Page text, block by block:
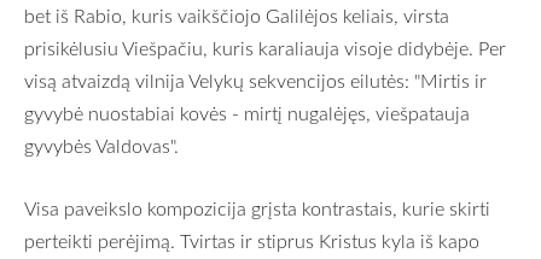
bet iš Rabio, kuris vaikščiojo Galilėjos keliais, virsta
prisikėlusiu Viešpačiu, kuris karaliauja visoje didybėje. Per
visą atvaizdą vilnija Velykų sekvencijos eilutės: "Mirtis ir
gyvybė nuostabiai kovės - mirtį nugalėjęs, viešpatauja
gyvybės Valdovas".
Visa paveikslo kompozicija grįsta kontrastais, kurie skirti
perteikti perėjimą. Tvirtas ir stiprus Kristus kyla iš kapo